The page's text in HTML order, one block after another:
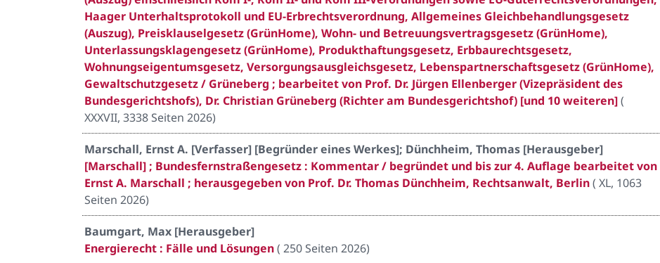
Haager Unterhaltsprotokoll und EU-Erbrechtsverordnung, Allgemeines Gleichbehandlungsgesetz
(Auszug), Preisklauselgesetz (GrünHome), Wohn- und Betreuungsvertragsgesetz (GrünHome),
Unterlassungsklagengesetz (GrünHome), Produkthaftungsgesetz, Erbbaurechtsgesetz,
Wohnungseigentumsgesetz, Versorgungsausgleichsgesetz, Lebenspartnerschaftsgesetz (GrünHome),
Gewaltschutzgesetz / Grüneberg ; bearbeitet von Prof. Dr. Jürgen Ellenberger (Vizepräsident des
Bundesgerichtshofs), Dr. Christian Grüneberg (Richter am Bundesgerichtshof) [und 10 weiteren](
XXXVII, 3338 Seiten 2026)
Marschall, Ernst A. [Verfasser] [Begründer eines Werkes]; Dünchheim, Thomas [Herausgeber]
[Marschall] ; Bundesfernstraßengesetz : Kommentar / begründet und bis zur 4. Auflage bearbeitet von
Ernst A. Marschall ; herausgegeben von Prof. Dr. Thomas Dünchheim, Rechtsanwalt, Berlin( XL, 1063
Seiten 2026)
Baumgart, Max [Herausgeber]
Energierecht : Fälle und Lösungen( 250 Seiten 2026)